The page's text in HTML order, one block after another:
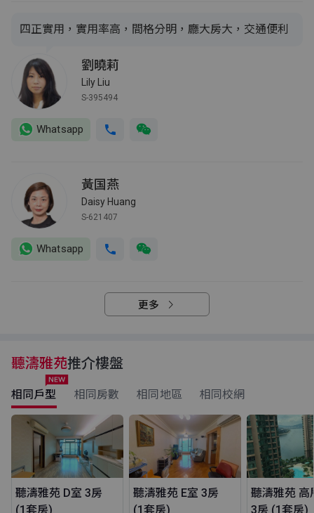
四正實用，實用率高，間格分明，廳大房大，交通便利
劉曉莉
Lily Liu
S-395494
Whatsapp
黃国燕
Daisy Huang
S-621407
Whatsapp
更多
聽濤雅苑推介樓盤
相同戶型 相同房數 相同地區 相同校網
聽濤雅苑 D室 3房
(1套房)
聽濤雅苑 E室 3房
(1套房)
聽濤雅苑 高
3房 (1套房)